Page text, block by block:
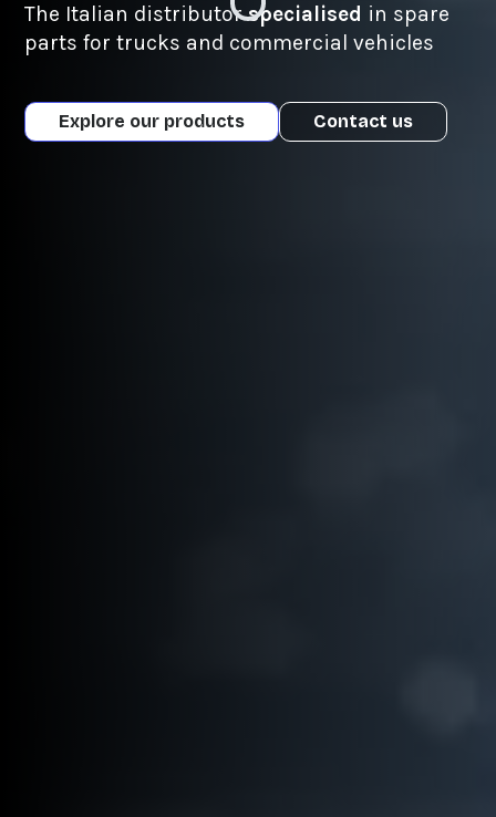
The Italian distributorspecialised in spare
parts for trucks and commercial vehicles
Explore our products Contact us